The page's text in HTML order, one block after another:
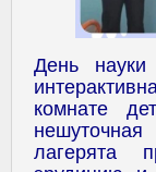
День
комнате
лагерята